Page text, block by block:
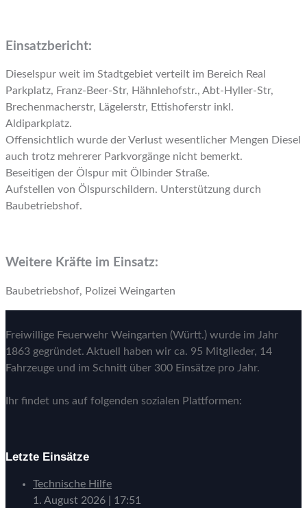
Einsatzbericht:
Dieselspur weit im Stadtgebiet verteilt im Bereich Real
Parkplatz, Franz-Beer-Str, Hähnlehofstr., Abt-Hyller-Str,
Brechenmacherstr, Lägelerstr, Ettishoferstr inkl.
Aldiparkplatz.
Offensichtlich wurde der Verlust wesentlicher Mengen Diesel
auch trotz mehrerer Parkvorgänge nicht bemerkt.
Beseitigen der Ölspur mit Ölbinder Straße.
Aufstellen von Ölspurschildern. Unterstützung durch
Baubetriebshof.
Weitere Kräfte im Einsatz:
Baubetriebshof, Polizei Weingarten
Freiwillige Feuerwehr Weingarten (Württ.) wurde im Jahr
1863 gegründet. Aktuell haben wir ca. 95 Mitglieder, 14
Fahrzeuge und im Schnitt über 300 Einsätze pro Jahr.
Ihr findet uns auf folgenden sozialen Plattformen:
Letzte Einsätze
Technische Hilfe
1. August 2026
17:51